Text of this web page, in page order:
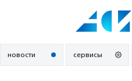
новости сервисы